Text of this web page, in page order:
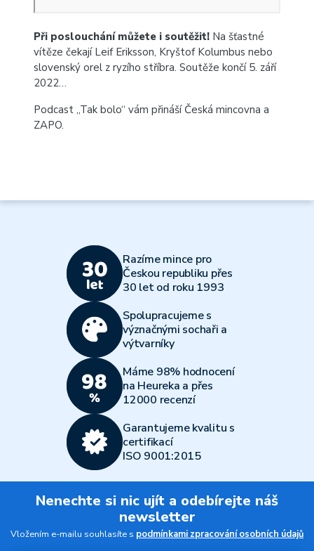
Při poslouchání můžete i soutěžit! Na šťastné
vítěze čekají Leif Eriksson, Kryštof Kolumbus nebo
slovenský orel z ryzího stříbra. Soutěže končí 5. září
2022…
Podcast „Tak bolo“ vám přináší Česká mincovna a
ZAPO.
Razíme mince pro
Českou republiku přes
30 let od roku 1993
Spolupracujeme s
význačnými sochaři a
výtvarníky
Máme 98% hodnocení
na Heureka a přes
12000 recenzí
Garantujeme kvalitu s
certifikací
ISO 9001:2015
Nenechte si nic ujít a odebírejte náš
newsletter
Vložením e-mailu souhlasíte s podmínkami zpracování osobních údajů